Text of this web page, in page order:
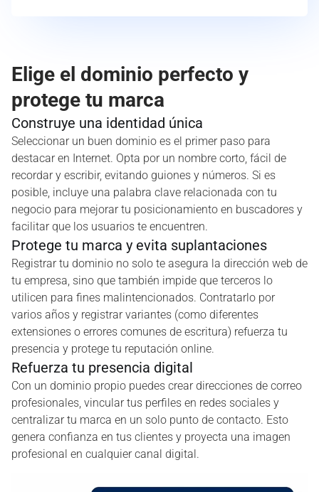
Elige el dominio perfecto y
protege tu marca
Construye una identidad única
Seleccionar un buen dominio es el primer paso para
destacar en Internet. Opta por un nombre corto, fácil de
recordar y escribir, evitando guiones y números. Si es
posible, incluye una palabra clave relacionada con tu
negocio para mejorar tu posicionamiento en buscadores y
facilitar que los usuarios te encuentren.
Protege tu marca y evita suplantaciones
Registrar tu dominio no solo te asegura la dirección web de
tu empresa, sino que también impide que terceros lo
utilicen para fines malintencionados. Contratarlo por
varios años y registrar variantes (como diferentes
extensiones o errores comunes de escritura) refuerza tu
presencia y protege tu reputación online.
Refuerza tu presencia digital
Con un dominio propio puedes crear direcciones de correo
profesionales, vincular tus perfiles en redes sociales y
centralizar tu marca en un solo punto de contacto. Esto
genera confianza en tus clientes y proyecta una imagen
profesional en cualquier canal digital.